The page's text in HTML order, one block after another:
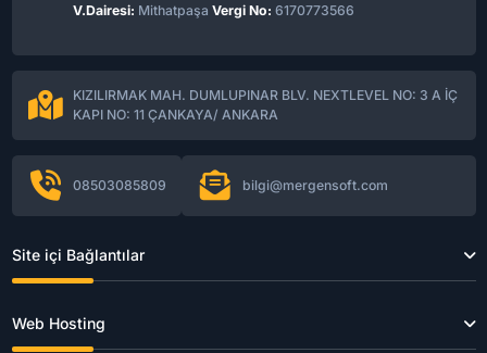
V.Dairesi: Mithatpaşa Vergi No: 6170773566
KIZILIRMAK MAH. DUMLUPINAR BLV. NEXTLEVEL NO: 3 A İÇ
KAPI NO: 11 ÇANKAYA/ ANKARA
08503085809 bilgi@mergensoft.com
Site içi Bağlantılar
Web Hosting